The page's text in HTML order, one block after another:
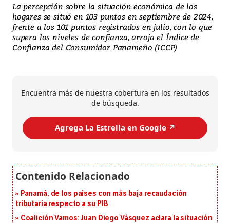
La percepción sobre la situación económica de los
hogares se situó en 103 puntos en septiembre de 2024,
frente a los 101 puntos registrados en julio, con lo que
supera los niveles de confianza, arroja el Índice de
Confianza del Consumidor Panameño (ICCP)
Encuentra más de nuestra cobertura en los resultados
de búsqueda.
Agrega La Estrella en Google ↗️
Panamá, de los países con más baja recaudación
tributaria respecto a su PIB
Coalición Vamos: Juan Diego Vásquez aclara la situación